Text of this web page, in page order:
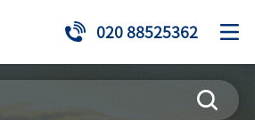
020 88525362